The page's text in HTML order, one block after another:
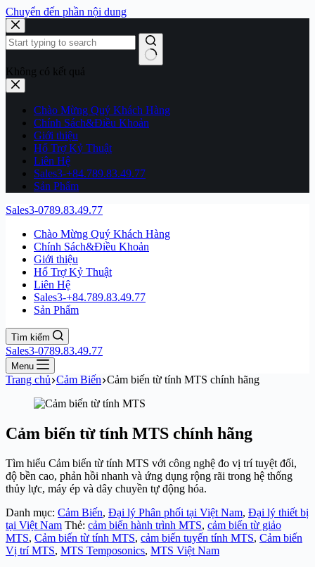
Chuyển đến phần nội dung
Không có kết quả
Chào Mừng Quý Khách Hàng
Chính Sách&Điều Khoản
Giới thiệu
Hổ Trợ Kỷ Thuật
Liên Hệ
Sales3-+84.789.83.49.77
Sản Phẩm
Sales3-0789.83.49.77
Chào Mừng Quý Khách Hàng
Chính Sách&Điều Khoản
Giới thiệu
Hổ Trợ Kỷ Thuật
Liên Hệ
Sales3-+84.789.83.49.77
Sản Phẩm
Tìm kiếm
Sales3-0789.83.49.77
Menu
Trang chủ Cảm Biến Cảm biến từ tính MTS chính hãng
Cảm biến từ tính MTS chính hãng
Tìm hiểu Cảm biến từ tính MTS với công nghệ đo vị trí tuyệt đối,
độ bền cao, phản hồi nhanh và ứng dụng rộng rãi trong hệ thống
thủy lực, máy ép và dây chuyền tự động hóa.
Danh mục: Cảm Biến, Đại lý Phân phối tại Việt Nam, Đại lý thiết bị
tại Việt Nam Thẻ: cảm biến hành trình MTS, cảm biến từ giảo
MTS, Cảm biến từ tính MTS, cảm biến tuyến tính MTS, Cảm biến
Vị trí MTS, MTS Temposonics, MTS Việt Nam